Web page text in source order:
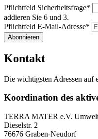
Pflichtfeld Sicherheitsfrage*
addieren Sie 6 und 3.
Pflichtfeld E-Mail-Adresse*
Abonnieren
Kontakt
Die wichtigsten Adressen auf
Koordination des
TERRA MATER e.V.
Dieselstr. 2
76676 Graben-Neudorf